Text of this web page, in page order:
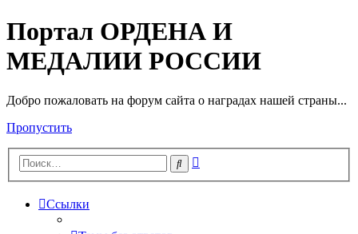
Портал ОРДЕНА И
МЕДАЛИИ РОССИИ
Добро пожаловать на форум сайта о наградах нашей страны...
Пропустить
Поиск
Ссылки